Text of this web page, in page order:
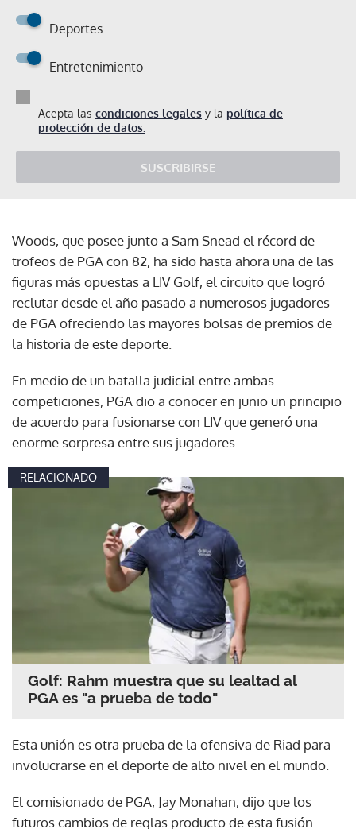
Deportes
Entretenimiento
Acepta las condiciones legales y la política de
protección de datos.
SUSCRIBIRSE
Woods, que posee junto a Sam Snead el récord de
trofeos de PGA con 82, ha sido hasta ahora una de las
figuras más opuestas a LIV Golf, el circuito que logró
reclutar desde el año pasado a numerosos jugadores
de PGA ofreciendo las mayores bolsas de premios de
la historia de este deporte.
En medio de un batalla judicial entre ambas
competiciones, PGA dio a conocer en junio un principio
de acuerdo para fusionarse con LIV que generó una
enorme sorpresa entre sus jugadores.
RELACIONADO
Golf: Rahm muestra que su lealtad al
PGA es "a prueba de todo"
Esta unión es otra prueba de la ofensiva de Riad para
involucrarse en el deporte de alto nivel en el mundo.
El comisionado de PGA, Jay Monahan, dijo que los
futuros cambios de reglas producto de esta fusión